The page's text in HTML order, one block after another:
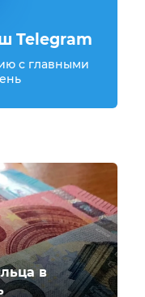
Telegram
с главными
в